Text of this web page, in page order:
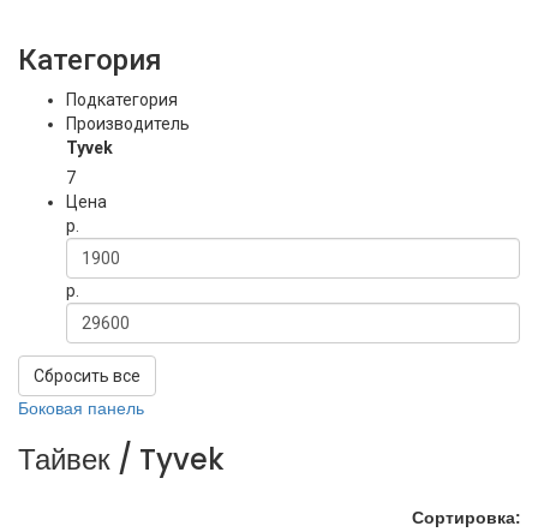
Категория
Подкатегория
Производитель
Tyvek
7
Цена
р.
р.
Сбросить все
Боковая панель
Тайвек / Tyvek
Сортировка: